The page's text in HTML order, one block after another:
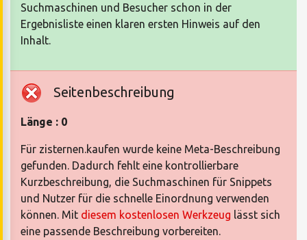
Suchmaschinen und Besucher schon in der
Ergebnisliste einen klaren ersten Hinweis auf den
Inhalt.
Seitenbeschreibung
Länge : 0
Für zisternen.kaufen wurde keine Meta-Beschreibung
gefunden. Dadurch fehlt eine kontrollierbare
Kurzbeschreibung, die Suchmaschinen für Snippets
und Nutzer für die schnelle Einordnung verwenden
können. Mit diesem kostenlosen Werkzeug lässt sich
eine passende Beschreibung vorbereiten.